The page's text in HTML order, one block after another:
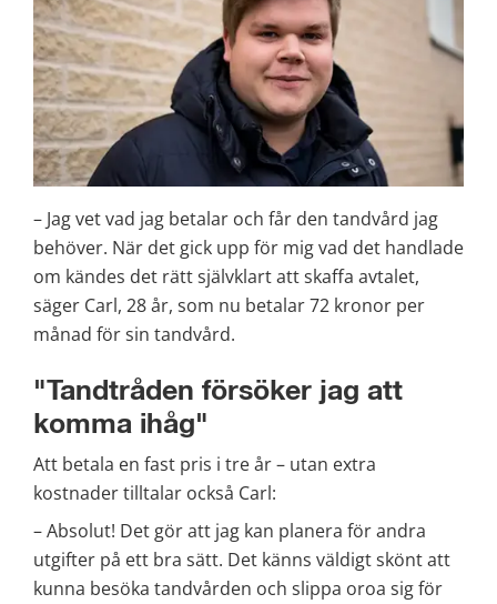
– Jag vet vad jag betalar och får den tandvård jag
behöver. När det gick upp för mig vad det handlade
om kändes det rätt självklart att skaffa avtalet,
säger Carl, 28 år, som nu betalar 72 kronor per
månad för sin tandvård.
"Tandtråden försöker jag att
komma ihåg"
Att betala en fast pris i tre år – utan extra
kostnader tilltalar också Carl:
– Absolut! Det gör att jag kan planera för andra
utgifter på ett bra sätt. Det känns väldigt skönt att
kunna besöka tandvården och slippa oroa sig för